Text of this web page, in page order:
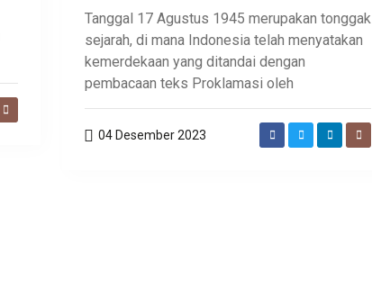
Tanggal 17 Agustus 1945 merupakan tonggak
sejarah, di mana Indonesia telah menyatakan
kemerdekaan yang ditandai dengan
pembacaan teks Proklamasi oleh
04 Desember 2023